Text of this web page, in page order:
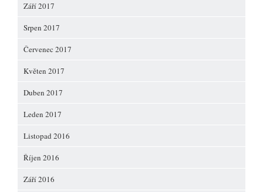
Září 2017
Srpen 2017
Červenec 2017
Květen 2017
Duben 2017
Leden 2017
Listopad 2016
Říjen 2016
Září 2016